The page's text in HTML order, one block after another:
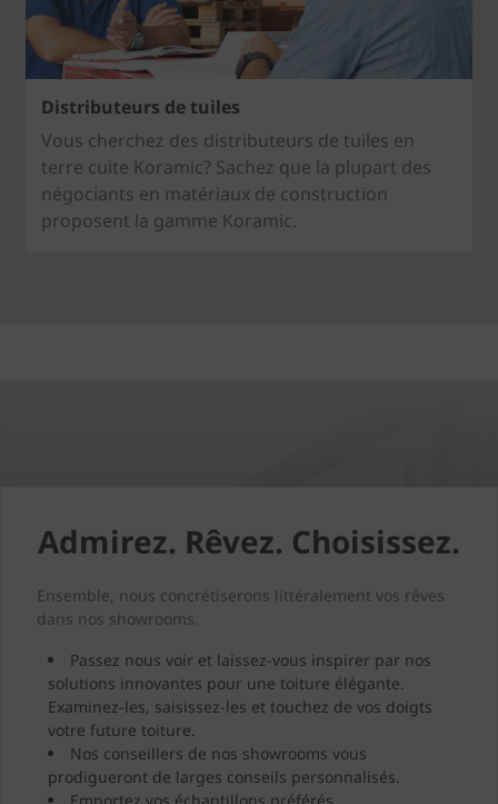
Distributeurs de tuiles
Vous cherchez des distributeurs de tuiles en
terre cuite Koramic? Sachez que la plupart des
négociants en matériaux de construction
proposent la gamme Koramic.
Admirez. Rêvez. Choisissez.
Ensemble, nous concrétiserons littéralement vos rêves
dans nos showrooms.
Passez nous voir et laissez-vous inspirer par nos
solutions innovantes pour une toiture élégante.
Examinez-les, saisissez-les et touchez de vos doigts
votre future toiture.
Nos conseillers de nos showrooms vous
prodigueront de larges conseils personnalisés.